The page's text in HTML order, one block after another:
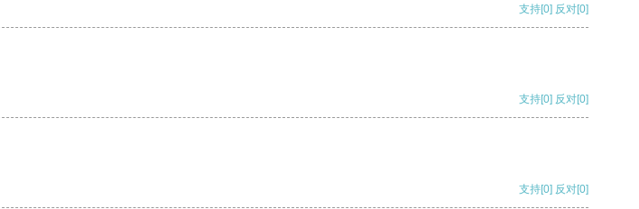
支持[0] 反对[0]
支持[0] 反对[0]
支持[0] 反对[0]